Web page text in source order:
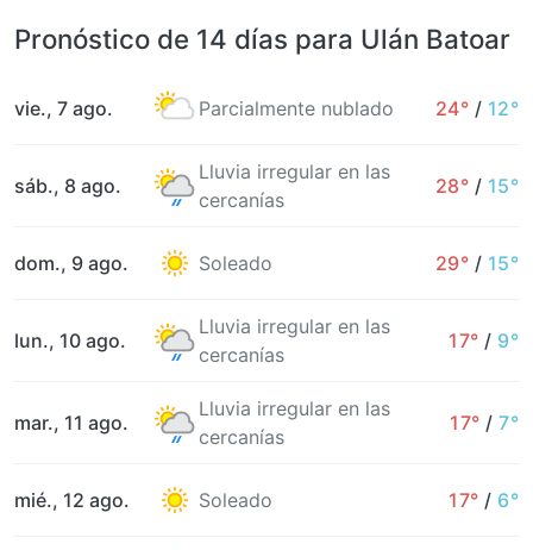
Pronóstico de 14 días para Ulán Batoar
vie., 7 ago. Parcialmente nublado 24° / 12°
sáb., 8 ago.
Lluvia irregular en las
cercanías
28° / 15°
dom., 9 ago. Soleado 29° / 15°
lun., 10 ago.
Lluvia irregular en las
cercanías
17° / 9°
mar., 11 ago.
Lluvia irregular en las
cercanías
17° / 7°
mié., 12 ago. Soleado 17° / 6°